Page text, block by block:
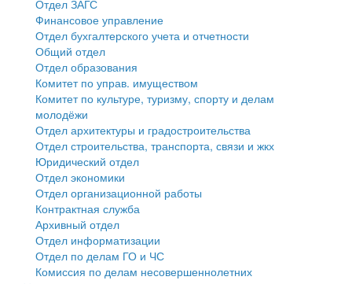
Государственные услуги
Промышленность и АПК
Экономика и бизнес
Символика
Устав
Гостям округа
Туризм
Культура
Образование
Здравоохранение
Социальная защита
Фотоальбом
муниципального округа Тверской области
Администрация Кашинского муниципального округа
Тверской области
Управление сельскими территориями
Открытые данные
Работа с обращениями граждан
Муниципальный контроль
Муниципальные услуги
Проекты административных регламентов
Финансовое управление
Бюджет для граждан
Имущество
Выявление правообладателей ранее учтенных
объектов недвижимости
Имущественная поддержка субъектов малого и
среднего предпринимательства
Информационная поддержка субъектов малого и
среднего предпринимательства
Отдел ЗАГС
Финансовое управление
Отдел бухгалтерского учета и отчетности
Общий отдел
Отдел образования
Комитет по управ. имуществом
Комитет по культуре, туризму, спорту и делам
молодёжи
Отдел архитектуры и градостроительства
Отдел строительства, транспорта, связи и жкх
Юридический отдел
Отдел экономики
Отдел организационной работы
Контрактная служба
Архивный отдел
Отдел информатизации
Отдел по делам ГО и ЧС
Комиссия по делам несовершеннолетних